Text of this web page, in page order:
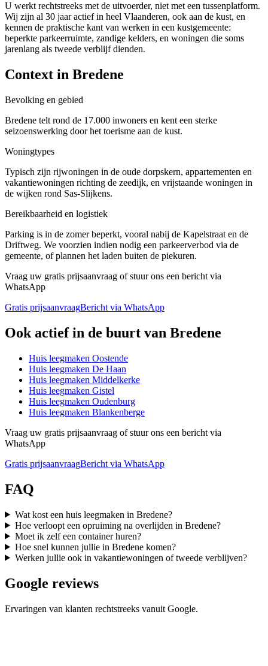
U werkt rechtstreeks met de uitvoerder, niet met een tussenplatform.
Wij zijn al 30 jaar actief in heel Vlaanderen, ook aan de kust, en
kennen de praktische kant van werken in een kustgemeente:
beperkte parkeerruimte, zandige kelders, en woningen die soms
jarenlang als tweede verblijf dienden.
Context in Bredene
Bevolking en gebied
Bredene telt rond de 17.000 inwoners en kent een sterke
seizoenswerking door het toerisme aan de kust.
Woningtypes
Typisch zijn rijwoningen in de oude dorpskern, appartementen en
vakantiewoningen richting de zeedijk, en vrijstaande woningen in
de wijken rond Sas-Slijkens.
Bereikbaarheid en logistiek
Parking is in de zomer beperkt, vooral nabij de Kapelstraat en de
Driftweg. We voorzien indien nodig een parkeerverbod via de
gemeente, of plannen het laden buiten de piekuren.
Vraag uw gratis prijsaanvraag of stuur ons een bericht via
WhatsApp
Gratis prijsaanvraagBericht via WhatsApp
Ook actief in de buurt van Bredene
Huis leegmaken Oostende
Huis leegmaken De Haan
Huis leegmaken Middelkerke
Huis leegmaken Gistel
Huis leegmaken Oudenburg
Huis leegmaken Blankenberge
Vraag uw gratis prijsaanvraag of stuur ons een bericht via
WhatsApp
Gratis prijsaanvraagBericht via WhatsApp
FAQ
Wat kost een huis leegmaken in Bredene?
Hoe verloopt een opruiming na overlijden in Bredene?
Moet ik zelf een container huren?
Hoe snel kunnen jullie in Bredene komen?
Werken jullie ook in vakantiewoningen of tweede verblijven?
Google reviews
Ervaringen van klanten rechtstreeks vanuit Google.